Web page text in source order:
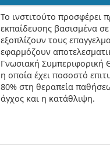
Το ινστιτούτο προσφέρει
εκπαίδευσης βασισμένα
εξοπλίζουν τους
εφαρμόζουν
Γνωσιακή Συμπεριφορική
η οποία έχει ποσοστό
80% στη θεραπεία
άγχος και η κατάθλιψη.